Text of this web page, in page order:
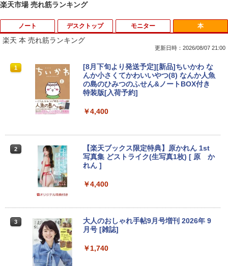
楽天市場 売れ筋ランキング
ノート
1
【期間限定破格金額！】新生活 新古品 W
in11搭載 パソコンノートパソコンoffice
付き 初心者向けノートPC 初期設定済 1
5.6型 インテル高速CPU ランダムで発送
Webカメラ zoom 軽量薄型 無線 型番更
￥9,980
ノートパソコン Windows11 Pro Office
12.1インチ DVD Bluetoot カメラ Wi-Fi
HDMI 初期設定済み 送料無料 90日保証
￥11,800
デスクトップ モニター
1
【期間限定10%OFFクーポン 8/12 10時
まで】 モニター 21.5型 液晶ディスプレ
イ ベゼル ディスプレイ 液晶モニター PC
モニター 壁掛け フリッカーレス FreeSy
ライトカット VAパネル VESAフル FHD
￥9,480
まで】 ゲーミングモニター 24.5インチ F
カーフリー ブルーライトカット モニター
ディスプレイ MAXZEN MGM25IC04-F2
40
￥12,980
本
楽天 本 売れ筋ランキング
更新日時：2026/08/07 21:00
1
[8月下旬より発送予定][新品]ちいかわ な
んか小さくてかわいいやつ(8) なんか人魚
の島のひみつのふせん&ノートBOX付き
特装版[入荷予約]
￥4,400
2
【楽天ブックス限定特典】原かれん 1st
写真集 どストライク(生写真1枚) [ 原 か
れん ]
￥4,400
3
大人のおしゃれ手帖9月号増刊 2026年 9
月号 [雑誌]
￥1,740